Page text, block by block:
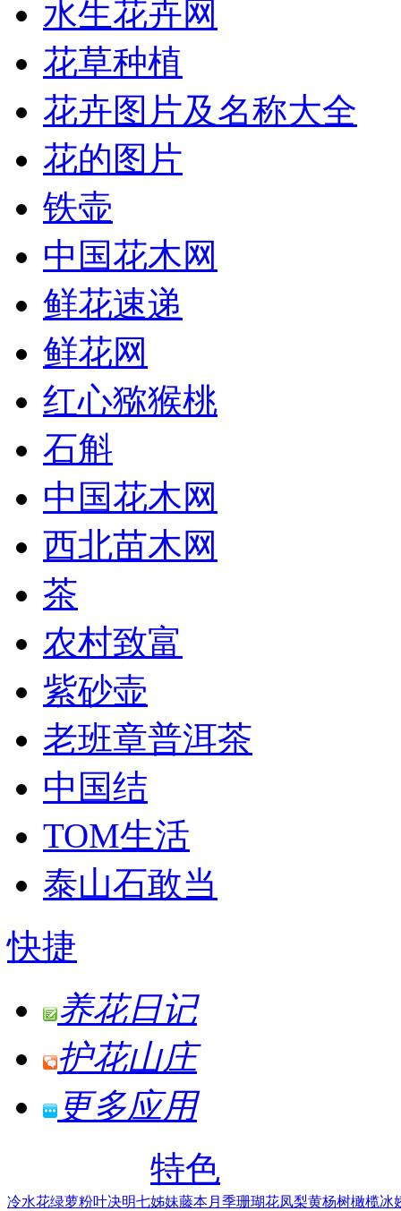
水生花卉网
花草种植
花卉图片及名称大全
花的图片
铁壶
中国花木网
鲜花速递
鲜花网
红心猕猴桃
石斛
中国花木网
西北苗木网
茶
农村致富
紫砂壶
老班章普洱茶
中国结
TOM生活
泰山石敢当
快捷
养花日记
护花山庄
更多应用
特色
冷水花绿萝粉叶决明七姊妹藤本月季珊瑚花凤梨黄杨树橄榄冰